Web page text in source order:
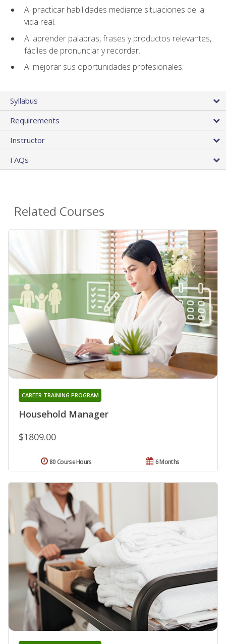
Al practicar habilidades mediante situaciones de la
vida real.
Al aprender palabras, frases y productos relevantes,
fáciles de pronunciar y recordar.
Al mejorar sus oportunidades profesionales.
Syllabus
Requirements
Instructor
FAQs
Related Courses
Household Manager
CAREER TRAINING PROGRAM
$1809.00
6 Months
80 Course Hours